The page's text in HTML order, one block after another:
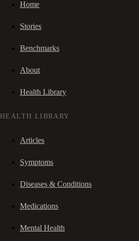
Home
Stories
Benchmarks
About
Health Library
HEALTH LIBRARY
Articles
Symptoms
Diseases & Conditions
Medications
Mental Health